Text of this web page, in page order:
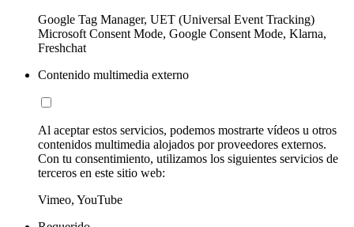
Google Tag Manager, UET (Universal Event Tracking)
Microsoft Consent Mode, Google Consent Mode, Klarna,
Freshchat
Contenido multimedia externo
Al aceptar estos servicios, podemos mostrarte vídeos u otros
contenidos multimedia alojados por proveedores externos.
Con tu consentimiento, utilizamos los siguientes servicios de
terceros en este sitio web:
Vimeo, YouTube